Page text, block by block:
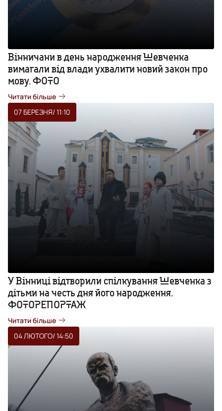
Вінничани в день народження Шевченка
вимагали від влади ухвалити новий закон про
мову. ФОТО
Читати більше
07 БЕРЕЗНЯ/ 11:10
У Вінниці відтворили спілкування Шевченка з
дітьми на честь дня його народження.
ФОТОРЕПОРТАЖ
Читати більше
04 ЛЮТОГО/ 14:50